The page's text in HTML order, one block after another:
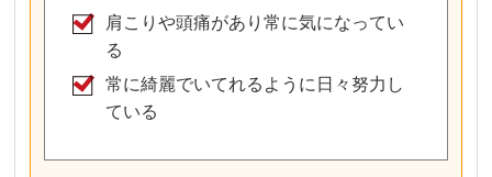
肩こりや頭痛があり常に気になってい
る
常に綺麗でいてれるように日々努力し
ている